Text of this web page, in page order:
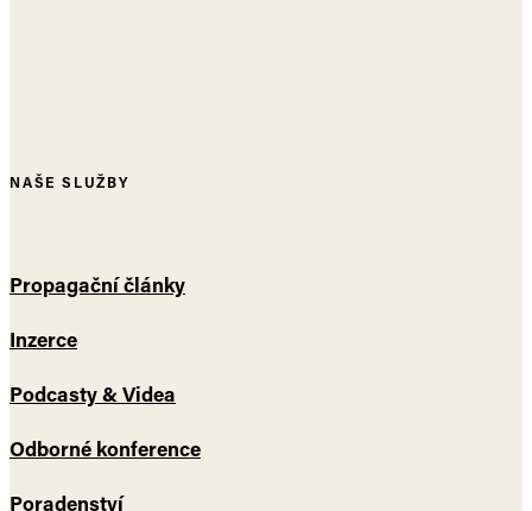
NAŠE SLUŽBY
Propagační články
Inzerce
Podcasty & Videa
Odborné konference
Poradenství